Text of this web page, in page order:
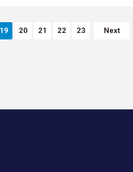
19 20 21 22 23 Next